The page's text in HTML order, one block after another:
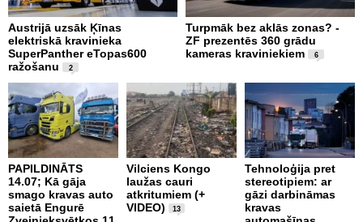
Austrijā uzsāk Ķīnas
elektriskā kravinieka
SuperPanther eTopas600
ražošanu
2
Turpmāk bez aklās zonas? -
ZF prezentēs 360 grādu
kameras kraviniekiem
6
PAPILDINĀTS
14.07; Kā gāja
smago kravas auto
saietā Engurē
Vilciens Kongo
laužas cauri
atkritumiem (+
VIDEO)
13
Tehnoloģija pret
stereotipiem: ar
gāzi darbināmas
kravas